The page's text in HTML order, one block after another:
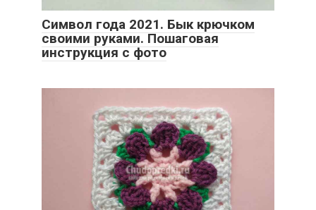
Символ года 2021. Бык крючком
своими руками. Пошаговая
инструкция с фото